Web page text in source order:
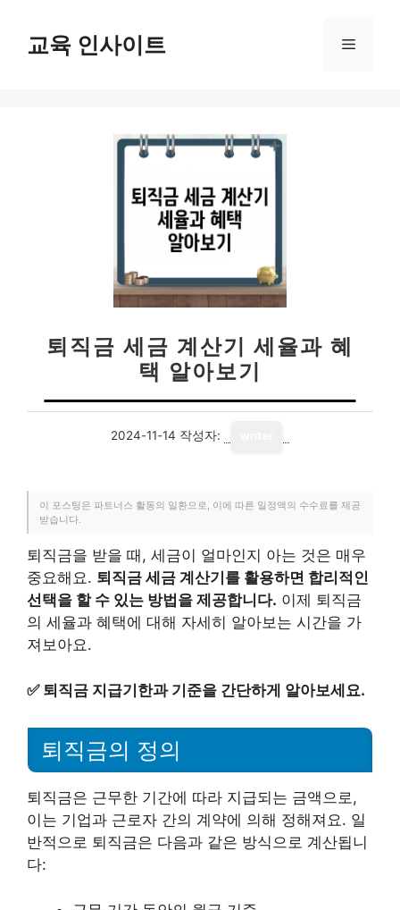
교육 인사이트 메
퇴직금 세금 계산기 세율과 혜
택 알아보기
2024-11-14 작성자:
이 포스팅은 파트너스 활동의 일환으로, 이에 따른 일정액의 수수료를 제공
받습니다.
퇴직금을 받을 때, 세금이 얼마인지 아는 것은 매우
중요해요. 퇴직금 세금 계산기를 활용하면 합리적인
선택을 할 수 있는 방법을 제공합니다. 이제 퇴직금
의 세율과 혜택에 대해 자세히 알아보는 시간을 가
져보아요.
✅ 퇴직금 지급기한과 기준을 간단하게 알아보세요.
퇴직금의 정의
퇴직금은 근무한 기간에 따라 지급되는 금액으로,
이는 기업과 근로자 간의 계약에 의해 정해져요. 일
반적으로 퇴직금은 다음과 같은 방식으로 계산됩니
다: